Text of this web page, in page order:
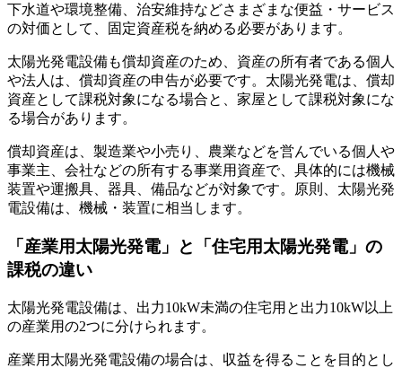
下水道や環境整備、治安維持などさまざまな便益・サービス
の対価として、固定資産税を納める必要があります。
太陽光発電設備も償却資産のため、資産の所有者である個人
や法人は、償却資産の申告が必要です。太陽光発電は、償却
資産として課税対象になる場合と、家屋として課税対象にな
る場合があります。
償却資産は、製造業や小売り、農業などを営んでいる個人や
事業主、会社などの所有する事業用資産で、具体的には機械
装置や運搬具、器具、備品などが対象です。原則、太陽光発
電設備は、機械・装置に相当します。
「産業用太陽光発電」と「住宅用太陽光発電」の
課税の違い
太陽光発電設備は、出力10kW未満の住宅用と出力10kW以上
の産業用の2つに分けられます。
産業用太陽光発電設備の場合は、収益を得ることを目的とし